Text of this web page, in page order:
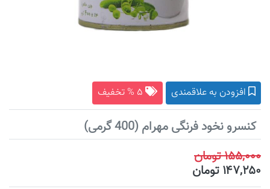
کنسرو نخود فرنگی مهرام (400 گرمی)
۱۵۵,۰۰۰ تومان
۱۴۷,۲۵۰ تومان